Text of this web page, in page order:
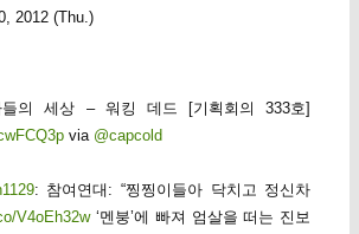
2012 (Thu.)
들의 세상 – 워킹 데드 [기획회의 333호]
via @capcold
: 참여연대: “찡찡이들아 닥치고 정신차
V4oEh32w‘멘붕’에 빠져 엄살을 떠는 진보